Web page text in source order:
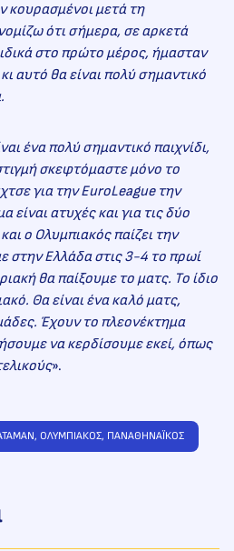
κουρασμένοι μετά τη
ότι σήμερα, σε αρκετά
στο πρώτο μέρος, ήμασταν
αυτό θα είναι πολύ σημαντικό
ένα πολύ σημαντικό παιχνίδι,
σκεφτόμαστε μόνο το
για την EuroLeague την
ατυχές και για τις δύο
ο Ολυμπιακός παίζει την
Ελλάδα στις 3-4 το πρωί
θα παίξουμε το ματς. Το ίδιο
Θα είναι ένα καλό ματς,
Έχουν το πλεονέκτημα
να κερδίσουμε εκεί, όπως
».
, ΟΛΥΜΠΙΑΚΟΣ, ΠΑΝΑΘΗΝΑΪΚΟΣ